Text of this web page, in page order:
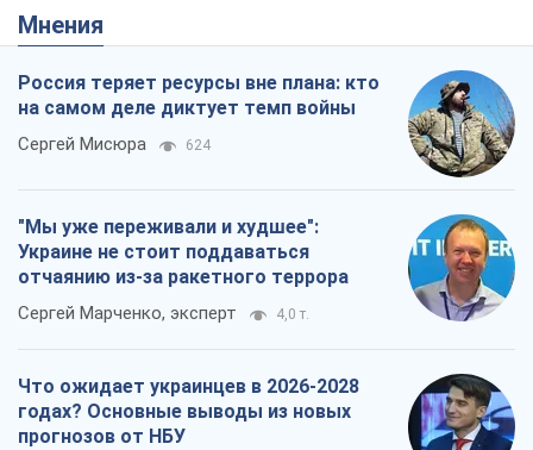
Мнения
Россия теряет ресурсы вне плана: кто
на самом деле диктует темп войны
Сергей Мисюра 624
"Мы уже переживали и худшее":
Украине не стоит поддаваться
отчаянию из-за ракетного террора
Сергей Марченко, эксперт 4,0 т.
Что ожидает украинцев в 2026-2028
годах? Основные выводы из новых
прогнозов от НБУ